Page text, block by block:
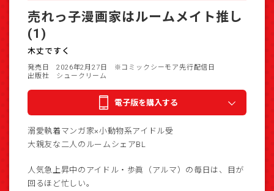
売れっ子漫画家はルームメイト推し
(1)
木丈ですく
発売日 2026年2月27日
※コミックシーモア先行配信日
出版社 シュークリーム
電子版を購入する
溺愛執着マンガ家×小動物系アイドル受
大親友な二人のルームシェアBL
人気急上昇中のアイドル・歩眞（アルマ）の毎日は、目が
回るほど忙しい。